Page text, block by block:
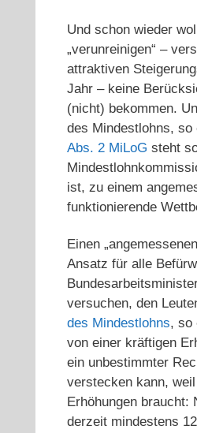
Und schon wieder
„verunreinigen“ –
attraktiven
Jahr – keine
(nicht) bekommen.
des Mindestlohns, so
Abs. 2 MiLoG steht
ist, zu einem
funktionierende
Einen
Ansatz für alle
versuchen, den
des Mindestlohns, so
von einer kräftigen
ein unbestimmter
verstecken kann,
Erhöhungen
derzeit mindestens